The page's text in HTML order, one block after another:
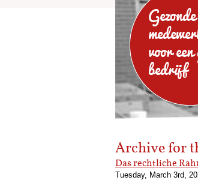
Gezonde
voor
bedrijf
Archive for
Das rechtliche
Tuesday, March 3rd,